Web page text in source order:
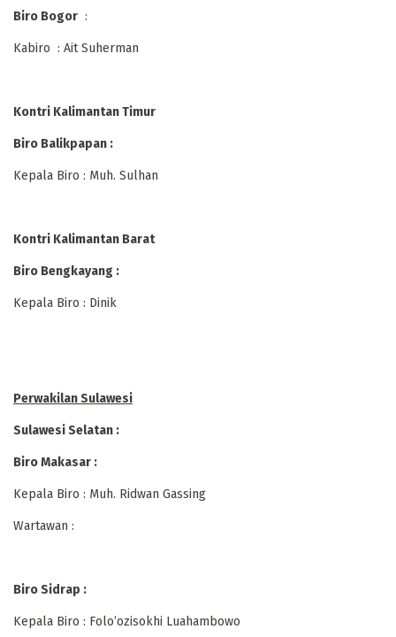
Biro Bogor :
Kabiro : Ait Suherman
Kontri Kalimantan Timur
Biro Balikpapan :
Kepala Biro : Muh. Sulhan
Kontri Kalimantan Barat
Biro Bengkayang :
Kepala Biro : Dinik
Perwakilan Sulawesi
Sulawesi Selatan :
Biro Makasar :
Kepala Biro : Muh. Ridwan Gassing
Wartawan :
Biro Sidrap :
Kepala Biro : Folo’ozisokhi Luahambowo